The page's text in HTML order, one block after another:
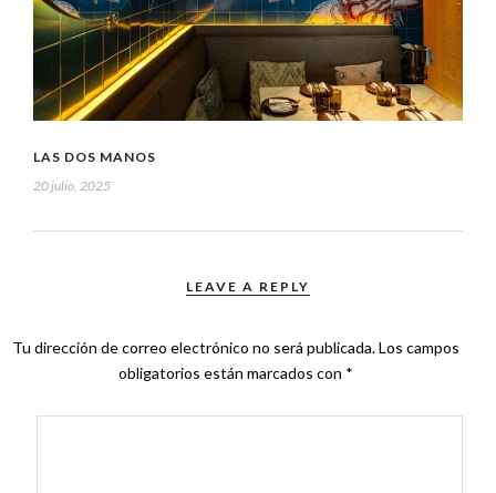
LAS DOS MANOS
20 julio, 2025
LEAVE A REPLY
Tu dirección de correo electrónico no será publicada.Los campos
obligatorios están marcados con *